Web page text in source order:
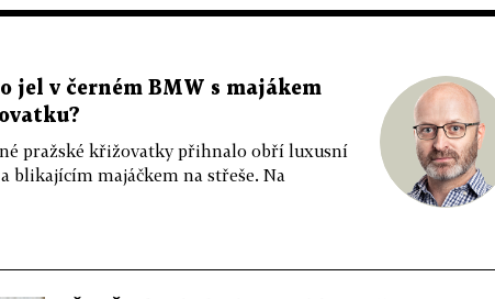
jel v černém BMW s majákem
pražské křižovatky přihnalo obří luxusní
blikajícím majáčkem na střeše. Na